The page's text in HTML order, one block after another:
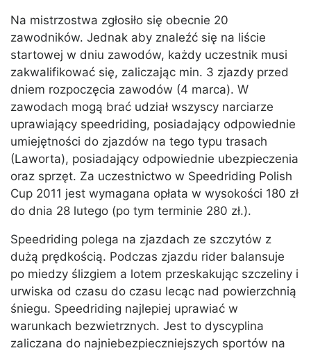
Na mistrzostwa zgłosiło się obecnie 20
zawodników. Jednak aby znaleźć się na liście
startowej w dniu zawodów, każdy uczestnik musi
zakwalifikować się, zaliczając min. 3 zjazdy przed
dniem rozpoczęcia zawodów (4 marca). W
zawodach mogą brać udział wszyscy narciarze
uprawiający speedriding, posiadający odpowiednie
umiejętności do zjazdów na tego typu trasach
(Laworta), posiadający odpowiednie ubezpieczenia
oraz sprzęt. Za uczestnictwo w Speedriding Polish
Cup 2011 jest wymagana opłata w wysokości 180 zł
do dnia 28 lutego (po tym terminie 280 zł.).
Speedriding polega na zjazdach ze szczytów z
dużą prędkością. Podczas zjazdu rider balansuje
po miedzy ślizgiem a lotem przeskakując szczeliny i
urwiska od czasu do czasu lecąc nad powierzchnią
śniegu. Speedriding najlepiej uprawiać w
warunkach bezwietrznych. Jest to dyscyplina
zaliczana do najniebezpieczniejszych sportów na